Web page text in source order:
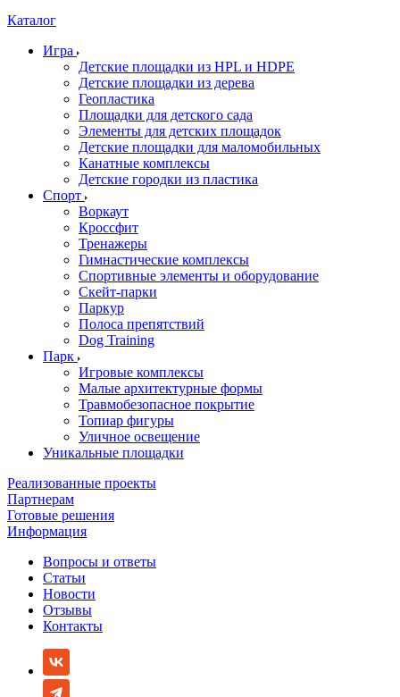
Каталог
Игра
Детские площадки из HPL и HDPE
Детские площадки из дерева
Геопластика
Площадки для детского сада
Элементы для детских площадок
Детские площадки для маломобильных
Канатные комплексы
Детские городки из пластика
Спорт
Воркаут
Кроссфит
Тренажеры
Гимнастические комплексы
Спортивные элементы и оборудование
Скейт-парки
Паркур
Полоса препятствий
Dog Training
Парк
Игровые комплексы
Малые архитектурные формы
Травмобезопасное покрытие
Топиар фигуры
Уличное освещение
Уникальные площадки
Реализованные проекты
Партнерам
Готовые решения
Информация
Вопросы и ответы
Статьи
Новости
Отзывы
Контакты